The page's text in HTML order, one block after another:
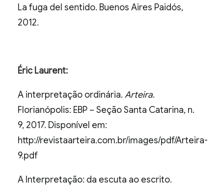
La fuga del sentido. Buenos Aires Paidós,
2012.
Éric Laurent:
A interpretação ordinária. Arteira.
Florianópolis: EBP – Seção Santa Catarina, n.
9, 2017. Disponível em:
http://revistaarteira.com.br/images/pdf/Arteira-
9.pdf
A Interpretação: da escuta ao escrito.